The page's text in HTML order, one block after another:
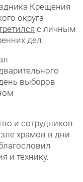
Крещения
округа
с личным
дел.
выборов
и сотрудников
храмов в дни
и технику.